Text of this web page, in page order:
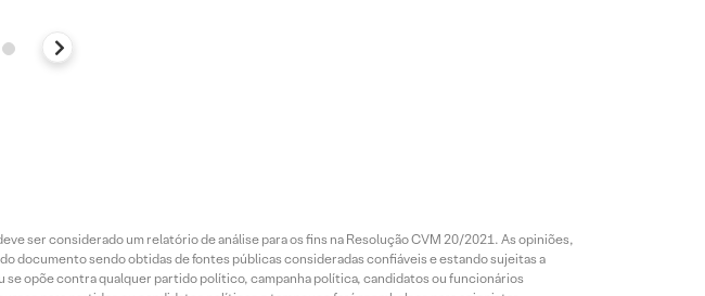
ser considerado um relatório de análise para os fins na Resolução CVM 20/2021. As opiniões,
documento sendo obtidas de fontes públicas consideradas confiáveis e estando sujeitas a
se opõe contra qualquer partido político, campanha política, candidatos ou funcionários